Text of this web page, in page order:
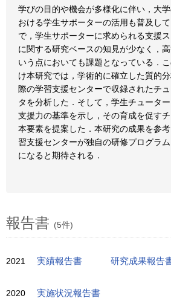
学びの目的や機会が多様化に伴い，大
おける学生サポーターの活用も普及し
で，学生サポーターに求められる支援
に関する研究ベースの知見が少なく，
いう点においても課題となっている．
け本研究では，学術的に確立した質的
際の学習支援センターで収録されたチ
タを分析した．そして，学生チュータ
支援力の基準を示し，その育成を促す
本要素を提案した．本研究の成果を参
習支援センターが独自の研修プログラ
になると期待される．
報告書 (5件)
2021 実績報告書 研究成果報告
2020 実施状況報告書